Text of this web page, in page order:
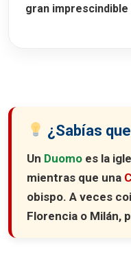
gran
¿Sabías
Un Duomo es la
mientras que una
obispo. A veces
Florencia o Milán,